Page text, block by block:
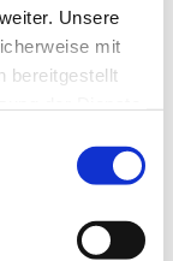
Unsere
mit
bereitgestellt